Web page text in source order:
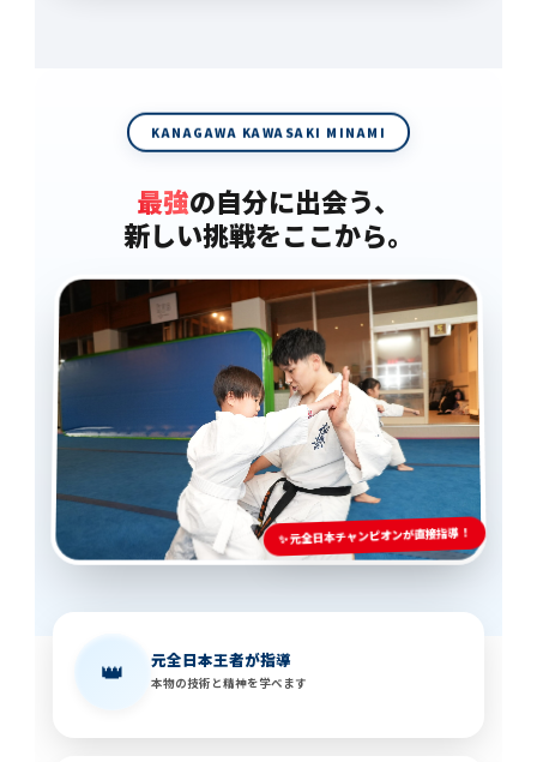
KANAGAWA KAWASAKI MINAMI
最強の自分に出会う、
新しい挑戦をここから。
✨ 元全日本チャンピオンが直接指導！
👑 元全日本王者が指導
本物の技術と精神を学べます